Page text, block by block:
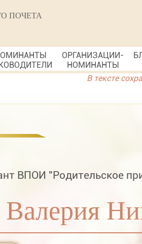
ПОЧЕТА
ОРГАНИЗАЦИИ-
НОМИНАНТЫ
В тексте
ВПОИ "Родительское